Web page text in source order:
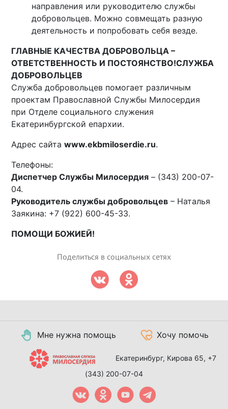
направления или руководителю службы
добровольцев. Можно совмещать разную
деятельность и попробовать себя везде.
ГЛАВНЫЕ КАЧЕСТВА ДОБРОВОЛЬЦА –
ОТВЕТСТВЕННОСТЬ И ПОСТОЯНСТВО!СЛУЖБА
ДОБРОВОЛЬЦЕВ
Служба добровольцев помогает различным
проектам Православной Службы Милосердия
при Отделе социального служения
Екатеринбургской епархии.
Адрес сайтаwww.ekbmiloserdie.ru.
Телефоны:
Диспетчер Службы Милосердия – (343) 200-07-
04.
Руководитель службы добровольцев – Наталья
Заякина: +7 (922) 600-45-33.
ПОМОЩИ БОЖИЕЙ!
Поделиться в социальных сетях
Мне нужна помощь Хочу помочь
Екатеринбург, Кирова 65, +7
(343) 200-07-04